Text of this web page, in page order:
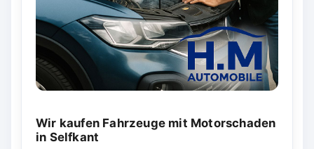
Wir kaufen Fahrzeuge mit Motorschaden
in Selfkant